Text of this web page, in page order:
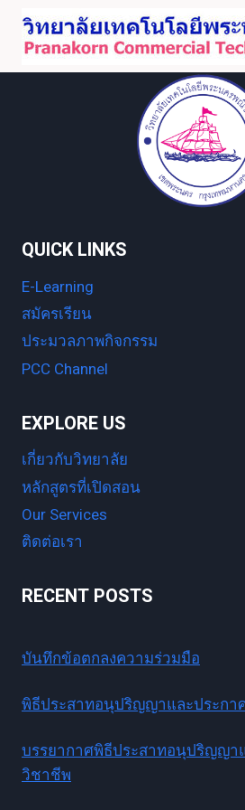
Skip
content
QUICK LINKS
E-Learning
สมัครเรียน
ประมวลภาพกิจกรรม
PCC Channel
EXPLORE US
เกี่ยวกับวิทยาลัย
หลักสูตรที่เปิดสอน
Our Services
ติดต่อเรา
RECENT POSTS
บันทึกข้อตกลงความร่วมมือ
พิธีประสาทอนุปริญญาและประก
บรรยากาศพิธีประสาทอนุปริญญา
วิชาชีพ